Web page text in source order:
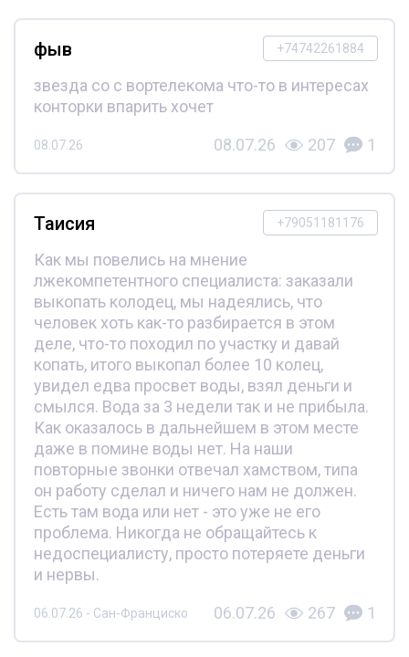
+74742261884
фыв
звезда со с вортелекома что-то в интересах
конторки впарить хочет
08.07.26 08.07.26 207 1
+79051181176
Таисия
Как мы повелись на мнение
лжекомпетентного специалиста: заказали
выкопать колодец, мы надеялись, что
человек хоть как-то разбирается в этом
деле, что-то походил по участку и давай
копать, итого выкопал более 10 колец,
увидел едва просвет воды, взял деньги и
смылся. Вода за 3 недели так и не прибыла.
Как оказалось в дальнейшем в этом месте
даже в помине воды нет. На наши
повторные звонки отвечал хамством, типа
он работу сделал и ничего нам не должен.
Есть там вода или нет - это уже не его
проблема. Никогда не обращайтесь к
недоспециалисту, просто потеряете деньги
и нервы.
06.07.26 - Сан-Франциско 06.07.26 267 1